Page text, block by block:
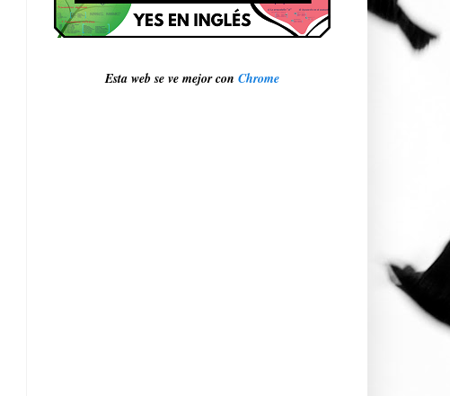
Esta web se ve mejor con Chrome